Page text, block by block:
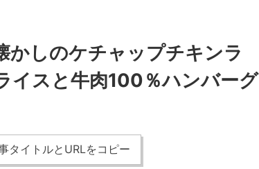
かしのケチャップチキンラ
イスと牛肉100％ハンバーグ
タイトルとURLをコピー